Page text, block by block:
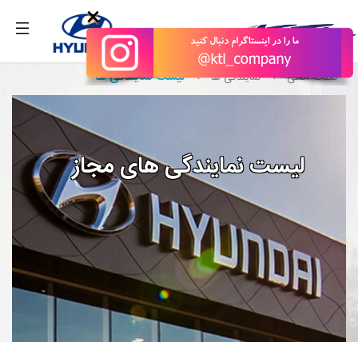
×
صفحه اصلی نمایندگی ها لیست نمایندگی ها
لیست نمایندگی های مجاز